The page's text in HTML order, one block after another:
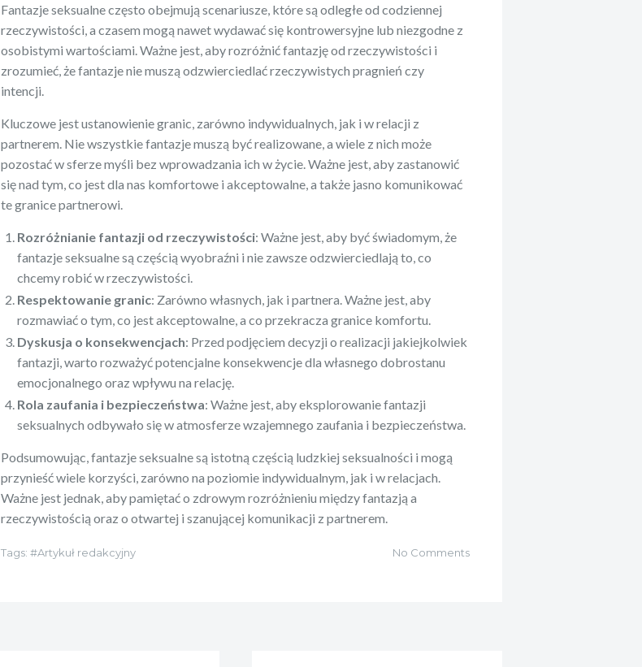
Fantazje seksualne często obejmują scenariusze, które są odległe od codziennej
rzeczywistości, a czasem mogą nawet wydawać się kontrowersyjne lub niezgodne z
osobistymi wartościami. Ważne jest, aby rozróżnić fantazję od rzeczywistości i
zrozumieć, że fantazje nie muszą odzwierciedlać rzeczywistych pragnień czy
intencji.
Kluczowe jest ustanowienie granic, zarówno indywidualnych, jak i w relacji z
partnerem. Nie wszystkie fantazje muszą być realizowane, a wiele z nich może
pozostać w sferze myśli bez wprowadzania ich w życie. Ważne jest, aby zastanowić
się nad tym, co jest dla nas komfortowe i akceptowalne, a także jasno komunikować
te granice partnerowi.
Rozróżnianie fantazji od rzeczywistości: Ważne jest, aby być świadomym, że
fantazje seksualne są częścią wyobraźni i nie zawsze odzwierciedlają to, co
chcemy robić w rzeczywistości.
Respektowanie granic: Zarówno własnych, jak i partnera. Ważne jest, aby
rozmawiać o tym, co jest akceptowalne, a co przekracza granice komfortu.
Dyskusja o konsekwencjach: Przed podjęciem decyzji o realizacji jakiejkolwiek
fantazji, warto rozważyć potencjalne konsekwencje dla własnego dobrostanu
emocjonalnego oraz wpływu na relację.
Rola zaufania i bezpieczeństwa: Ważne jest, aby eksplorowanie fantazji
seksualnych odbywało się w atmosferze wzajemnego zaufania i bezpieczeństwa.
Podsumowując, fantazje seksualne są istotną częścią ludzkiej seksualności i mogą
przynieść wiele korzyści, zarówno na poziomie indywidualnym, jak i w relacjach.
Ważne jest jednak, aby pamiętać o zdrowym rozróżnieniu między fantazją a
rzeczywistością oraz o otwartej i szanującej komunikacji z partnerem.
Tags: Artykuł redakcyjny No Comments